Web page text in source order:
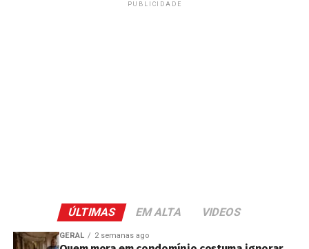
PUBLICIDADE
ÚLTIMAS EM ALTA VIDEOS
GERAL 2 semanas ago